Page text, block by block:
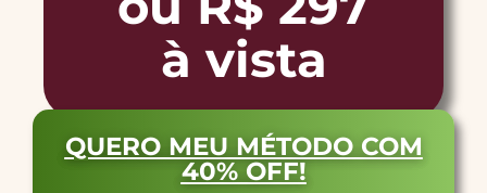
à vista
QUERO MEU MÉTODO COM
40% OFF!